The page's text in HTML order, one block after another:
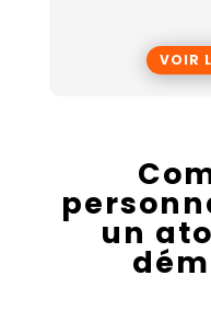
VOIR
un